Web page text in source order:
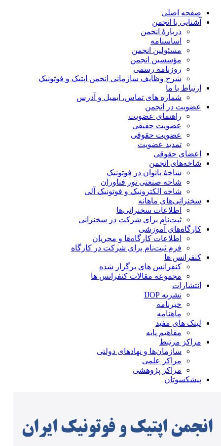
صفحه اصلی
آشنایی با انجمن
دربارۀ انجمن
اساسنامه
مسئولین انجمن
مؤسسین انجمن
روزنامه رسمی
شرح وظایف سازمانی انجمن اپتیک و فوتونیک
ارتباط با ما
شماره های تماس، ایمیل و آدرس
عضویت در انجمن
راهنمای عضویت
عضویت حقیقی
عضویت حقوقی
تمدید عضویت
اعضای حقوقی
شاخه‌های انجمن
شاخۀ بانوان در فوتونیک
شاخه صنعتی نور فناوران
شاخه‌ الکترونیک و فوتونیک آلی
سخنرانی‌های ماهانه
اطلاعات سخنرانی‌‌ها
ثبت‌نام برای شرکت در سخنرانی
کارگاه‌های آموزشی
اطلاعات کارگاه‌ها و مجریان
فرم ثبت‌نام برای شرکت در کارگاه
کنفرانس ها
کنفرانس های برگزار شده
مجموعه مقالات کنفرانس ها
انتشارات
نشریه IJOP
خبرنامه
ماهنامه
لینک های مفید
مفاهیم پایه
مراکز مرتبط
سازمان‌ها و نهادهای دولتی
مراکز علمی
مراکز پژوهشی
پیشکسوتان